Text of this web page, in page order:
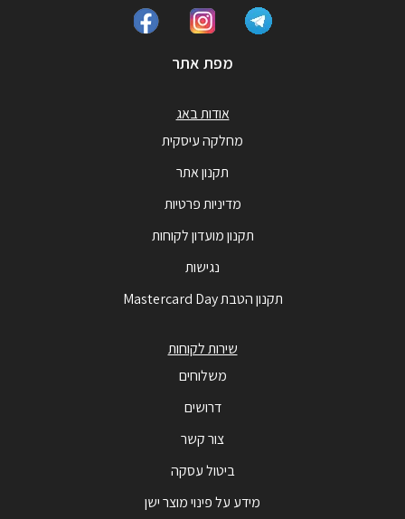
מפת אתר
אודות באג
מחלקה עיסקית
תקנון אתר
מדיניות פרטיות
תקנון מועדון לקוחות
נגישות
תקנון הטבת Mastercard Day
שירות לקוחות
משלוחים
דרושים
צור קשר
ביטול עסקה
מידע על פינוי מוצר ישן